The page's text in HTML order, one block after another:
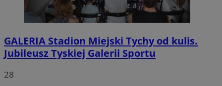
GALERIA Stadion Miejski Tychy od kulis.
Jubileusz Tyskiej Galerii Sportu
28